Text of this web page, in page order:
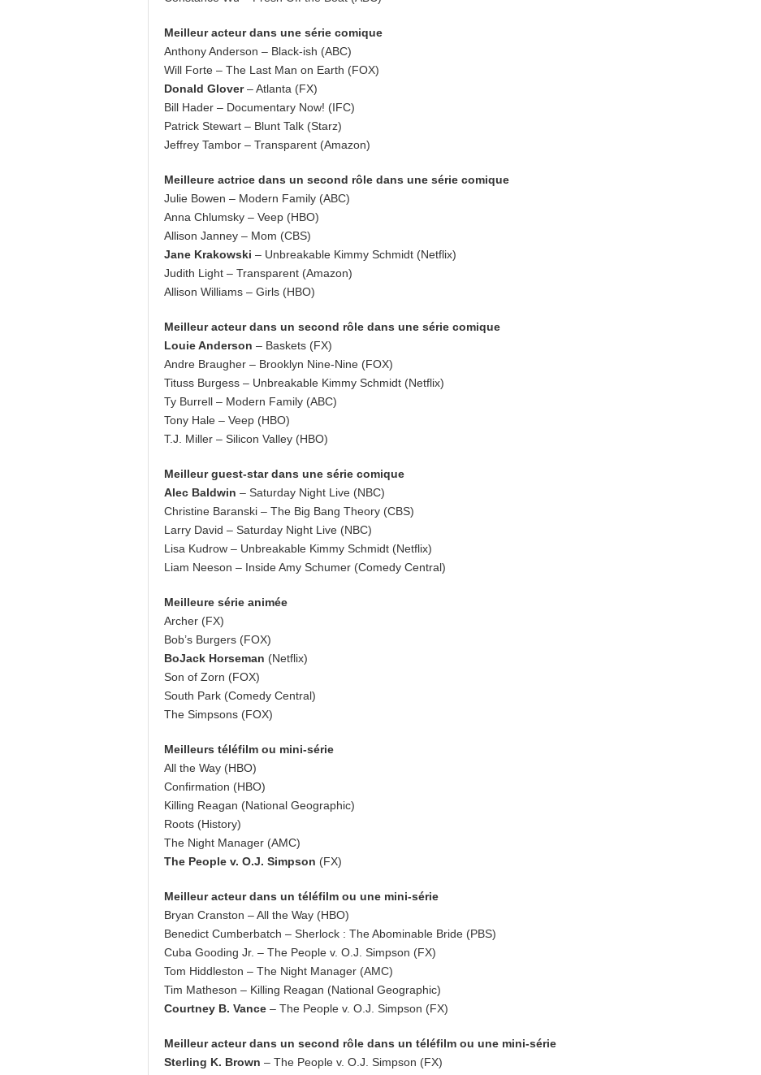
Meilleur acteur dans une série comique
Anthony Anderson – Black-ish (ABC)
Will Forte – The Last Man on Earth (FOX)
Donald Glover– Atlanta (FX)
Bill Hader – Documentary Now! (IFC)
Patrick Stewart – Blunt Talk (Starz)
Jeffrey Tambor – Transparent (Amazon)
Meilleure actrice dans un second rôle dans une série comique
Julie Bowen – Modern Family (ABC)
Anna Chlumsky – Veep (HBO)
Allison Janney – Mom (CBS)
Jane Krakowski – Unbreakable Kimmy Schmidt (Netflix)
Judith Light – Transparent (Amazon)
Allison Williams – Girls (HBO)
Meilleur acteur dans un second rôle dans une série comique
Louie Anderson – Baskets (FX)
Andre Braugher – Brooklyn Nine-Nine (FOX)
Tituss Burgess – Unbreakable Kimmy Schmidt (Netflix)
Ty Burrell – Modern Family (ABC)
Tony Hale – Veep (HBO)
T.J. Miller – Silicon Valley (HBO)
Meilleur guest-star dans une série comique
Alec Baldwin – Saturday Night Live (NBC)
Christine Baranski – The Big Bang Theory (CBS)
Larry David – Saturday Night Live (NBC)
Lisa Kudrow – Unbreakable Kimmy Schmidt (Netflix)
Liam Neeson – Inside Amy Schumer (Comedy Central)
Meilleure série animée
Archer (FX)
Bob’s Burgers (FOX)
BoJack Horseman (Netflix)
Son of Zorn (FOX)
South Park (Comedy Central)
The Simpsons (FOX)
Meilleurs téléfilm ou mini-série
All the Way (HBO)
Confirmation (HBO)
Killing Reagan (National Geographic)
Roots (History)
The Night Manager (AMC)
The People v. O.J. Simpson (FX)
Meilleur acteur dans un téléfilm ou une mini-série
Bryan Cranston – All the Way (HBO)
Benedict Cumberbatch – Sherlock : The Abominable Bride (PBS)
Cuba Gooding Jr. – The People v. O.J. Simpson (FX)
Tom Hiddleston – The Night Manager (AMC)
Tim Matheson – Killing Reagan (National Geographic)
Courtney B. Vance – The People v. O.J. Simpson (FX)
Meilleur acteur dans un second rôle dans un téléfilm ou une mini-série
Sterling K. Brown – The People v. O.J. Simpson (FX)